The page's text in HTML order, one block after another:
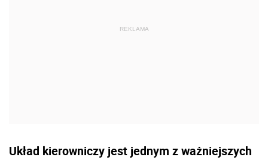
Układ kierowniczy jest jednym z ważniejszych